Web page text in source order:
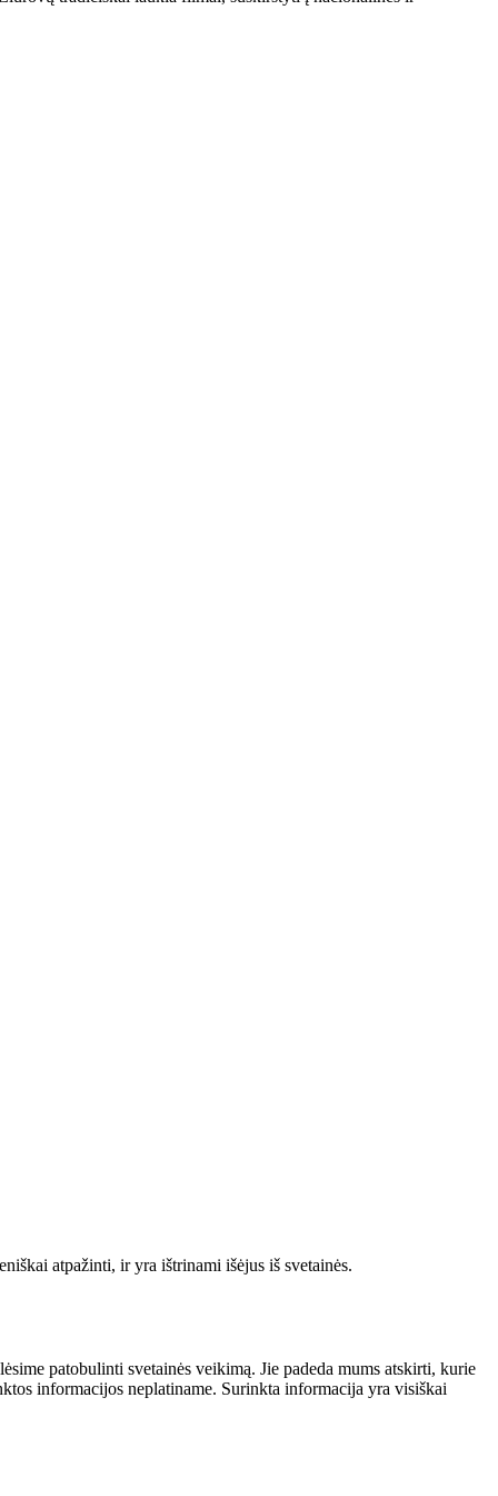
atpažinti, ir yra ištrinami išėjus iš svetainės.
patobulinti svetainės veikimą. Jie padeda mums atskirti, kurie
informacijos neplatiname. Surinkta informacija yra visiškai